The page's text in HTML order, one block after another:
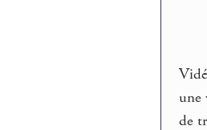
une
de